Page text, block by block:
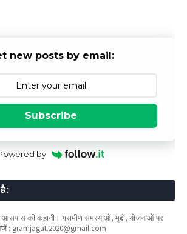
new posts by email:
Subscribe
by
:
की कहानी। ग्रामीण समस्याओं, मुद्दों, योजनाओं पर
: gramjagat.2020@gmail.com